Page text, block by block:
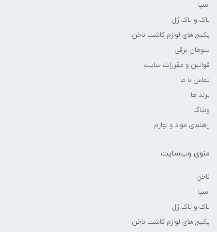
اسپا
لاک و لاک ژل
پکیج های لوازم کاشت ناخن
سوهان برقی
قوانین و مقررات سایت
تماس با ما
برند ها
وبلاگ
راهنمای مواد و لوازم
منوی وب‌سایت
ناخن
اسپا
لاک و لاک ژل
پکیج های لوازم کاشت ناخن